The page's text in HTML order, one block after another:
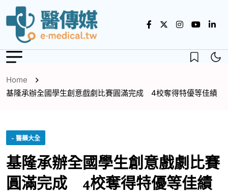
Home
基隆承辦全國學生創意戲劇比賽圓滿完成 4校奪得特優等佳績
- 醫藥大全
基隆承辦全國學生創意戲劇比賽
圓滿完成 4校奪得特優等佳績